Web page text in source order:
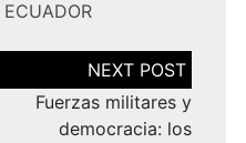
Fuerzas militares y
democracia: los